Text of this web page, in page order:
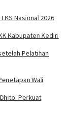
Nasional 2026
Kabupaten Kediri
Pelatihan
Wali
Perkuat